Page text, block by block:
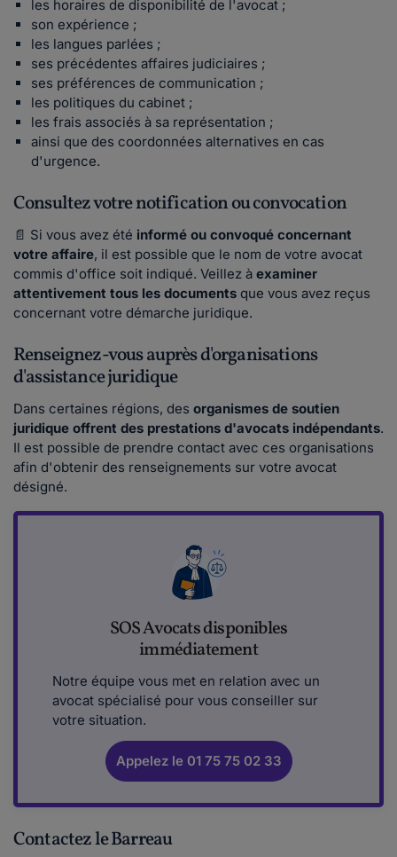
les horaires de disponibilité de l'avocat ;
son expérience ;
les langues parlées ;
ses précédentes affaires judiciaires ;
ses préférences de communication ;
les politiques du cabinet ;
les frais associés à sa représentation ;
ainsi que des coordonnées alternatives en cas
d'urgence.
Consultez votre notification ou convocation
📄 Si vous avez été informé ou convoqué concernant
votre affaire, il est possible que le nom de votre avocat
commis d'office soit indiqué. Veillez à examiner
attentivement tous les documents que vous avez reçus
concernant votre démarche juridique.
Renseignez-vous auprès d'organisations
d'assistance juridique
Dans certaines régions, des organismes de soutien
juridique offrent des prestations d'avocats indépendants.
Il est possible de prendre contact avec ces organisations
afin d'obtenir des renseignements sur votre avocat
désigné.
SOS Avocats disponibles
immédiatement
Notre équipe vous met en relation avec un
avocat spécialisé pour vous conseiller sur
votre situation.
Appelez le 01 75 75 02 33
Contactez le Barreau